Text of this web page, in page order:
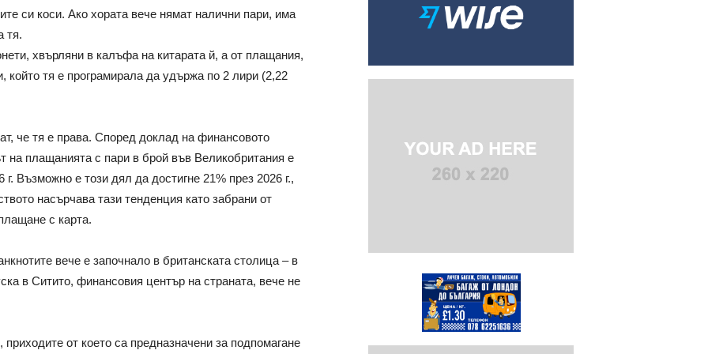
си коси. Ако хората вече нямат налични пари, има
тя.
хвърляни в калъфа на китарата й, а от плащания,
който тя е програмирала да удържа по 2 лири (2,22
че тя е права. Според доклад на финансовото
на плащанията с пари в брой във Великобритания е
Възможно е този дял да достигне 21% през 2026 г.,
насърчава тази тенденция като забрани от
с карта.
вече е започнало в британската столица – в
в Ситито, финансовия център на страната, вече не
от което са предназначени за подпомагане